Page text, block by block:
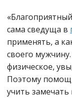
сама сведуща в
применять, а
своего
физическое,
Поэтому
учить